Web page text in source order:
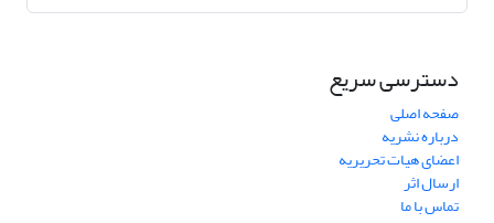
دسترسی سریع
صفحه اصلی
درباره نشریه
اعضای هیات تحریریه
ارسال اثر
تماس با ما